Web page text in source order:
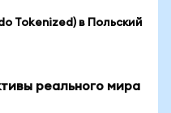
Tokenized) в Польский
реального мира